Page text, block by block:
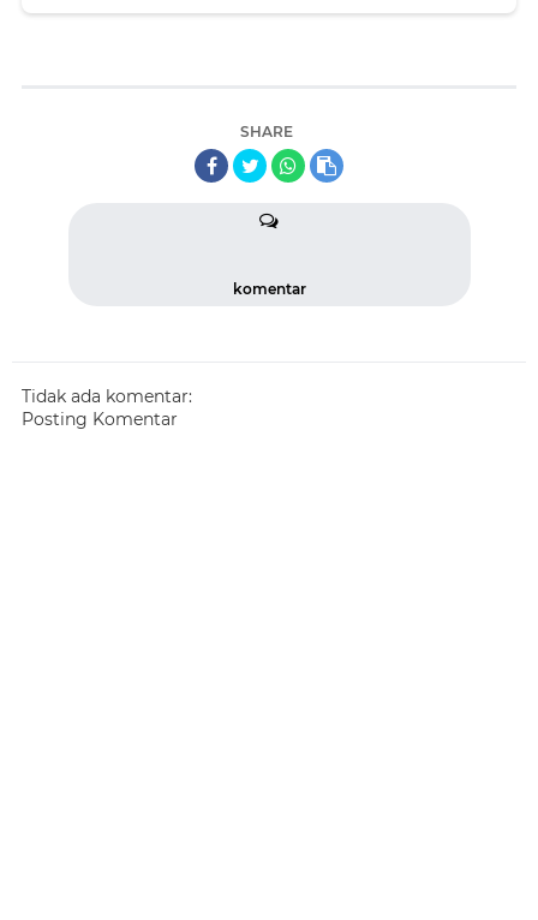
SHARE
komentar
Tidak ada komentar:
Posting Komentar